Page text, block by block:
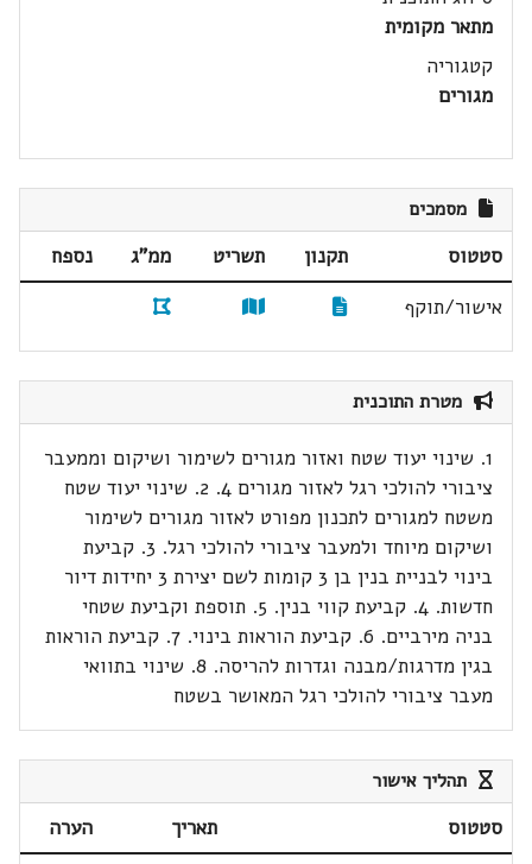
מתאר מקומית
קטגוריה
מגורים
מסמכים
סטטוס תקנון תשריט ממ"ג
נספח
אישור/תוקף
מטרת התוכנית
1. שינוי יעוד שטח ואזור מגורים לשימור ושיקום וממעבר
ציבורי להולכי רגל לאזור מגורים 4. 2. שינוי יעוד שטח
משטח למגורים לתכנון מפורט לאזור מגורים לשימור
ושיקום מיוחד ולמעבר ציבורי להולכי רגל. 3. קביעת
בינוי לבניית בנין בן 3 קומות לשם יצירת 3 יחידות דיור
חדשות. 4. קביעת קווי בנין. 5. תוספת וקביעת שטחי
בניה מירביים. 6. קביעת הוראות בינוי. 7. קביעת הוראות
בגין מדרגות/מבנה וגדרות להריסה. 8. שינוי בתוואי
מעבר ציבורי להולכי רגל המאושר בשטח
תהליך אישור
סטטוס תאריך
הערה